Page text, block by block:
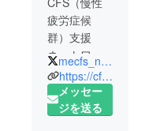
疲労症候
群）支援
ネットワー
クは、医
療、福祉等
の専門家や
mecfs_netjp
https://cfs-sprt-net.jimdo.com
メッセー
ジを送る